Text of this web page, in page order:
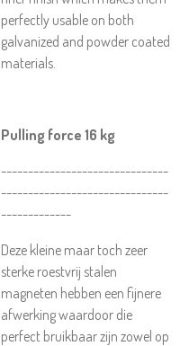
perfectly usable on both
galvanized and powder coated
materials.
Pulling force 16 kg
-------------------------------
-------------------------------
-------------
Deze kleine maar toch zeer
sterke roestvrij stalen
magneten hebben een fijnere
afwerking waardoor die
perfect bruikbaar zijn zowel op